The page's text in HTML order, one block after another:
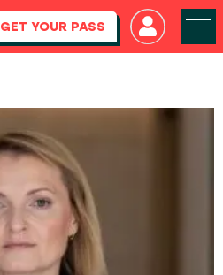
GET YOUR PASS